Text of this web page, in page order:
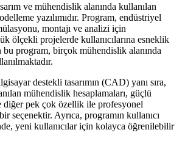
ve mühendislik alanında kullanılan
yazılımıdır. Program, endüstriyel
montajı ve analizi için
ölçekli projelerde kullanıcılarına esneklik
program, birçok mühendislik alanında
destekli tasarımın (CAD) yanı sıra,
mühendislik hesaplamaları, güçlü
diğer pek çok özellik ile profesyonel
seçenektir. Ayrıca, programın kullanıcı
yeni kullanıcılar için kolayca öğrenilebilir